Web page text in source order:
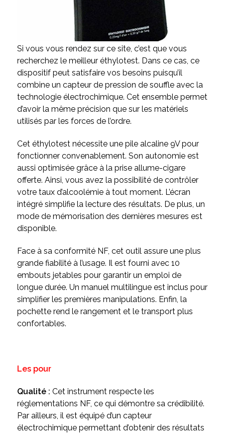
Si vous vous rendez sur ce site, c’est que vous
recherchez le meilleur éthylotest. Dans ce cas, ce
dispositif peut satisfaire vos besoins puisqu’il
combine un capteur de pression de souffle avec la
technologie électrochimique. Cet ensemble permet
d’avoir la même précision que sur les matériels
utilisés par les forces de l’ordre.
Cet éthylotest nécessite une pile alcaline 9V pour
fonctionner convenablement. Son autonomie est
aussi optimisée grâce à la prise allume-cigare
offerte. Ainsi, vous avez la possibilité de contrôler
votre taux d’alcoolémie à tout moment. L’écran
intégré simplifie la lecture des résultats. De plus, un
mode de mémorisation des dernières mesures est
disponible.
Face à sa conformité NF, cet outil assure une plus
grande fiabilité à l’usage. Il est fourni avec 10
embouts jetables pour garantir un emploi de
longue durée. Un manuel multilingue est inclus pour
simplifier les premières manipulations. Enfin, la
pochette rend le rangement et le transport plus
confortables.
Les pour
Qualité : Cet instrument respecte les
réglementations NF, ce qui démontre sa crédibilité.
Par ailleurs, il est équipé d’un capteur
électrochimique permettant d’obtenir des résultats